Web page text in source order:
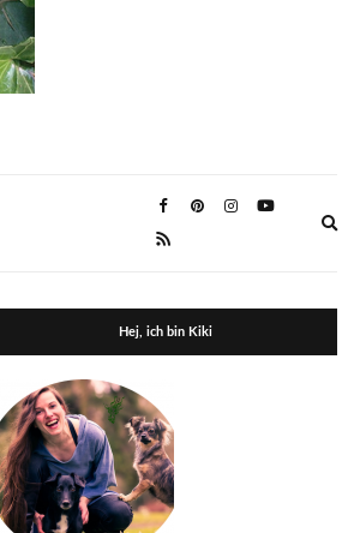
Hej, ich bin Kiki